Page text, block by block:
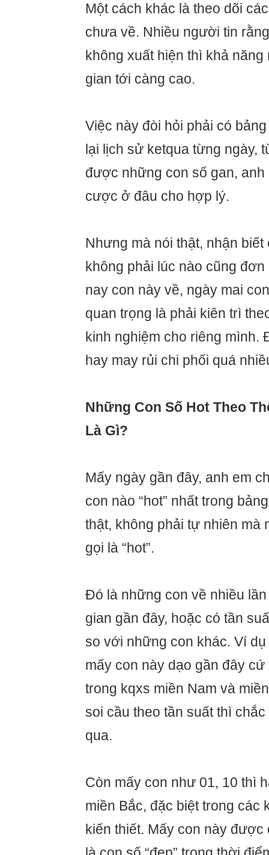
Một cách khác là theo dõi
chưa về. Nhiều người tin
không xuất hiện thì khả
gian tới càng cao.
Việc này đòi hỏi phải có
lại lịch sử ketqua từng ngày,
được những con số gan, anh
cược ở đâu cho hợp lý.
Nhưng mà nói thật, nhận biết
không phải lúc nào cũng
nay con này về, ngày mai
quan trọng là phải kiên trì
kinh nghiệm cho riêng mình.
hay may rủi chi phối quá
Những Con Số Hot Theo
Là Gì?
Mấy ngày gần đây, anh em
con nào “hot” nhất trong
thật, không phải tự nhiên mà
gọi là “hot”.
Đó là những con về nhiều
gian gần đây, hoặc có tần
so với những con khác. Ví
mấy con này dạo gần đây
trong kqxs miền Nam và
soi cầu theo tần suất thì
qua.
Còn mấy con như 01, 10 thì
miền Bắc, đặc biệt trong các
kiến thiết. Mấy con này